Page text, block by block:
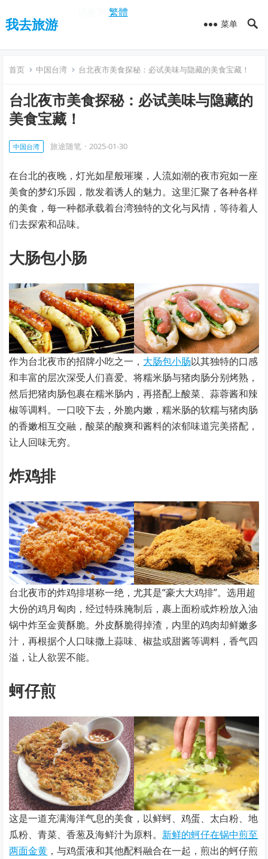
繁體
我去旅游 菜单
首页 中国台湾 台北夜市美食探秘：必试美味与隐藏的美食宝藏！
台北夜市美食探秘：必试美味与隐藏的
美食宝藏！
中国台湾 旅途随笔 · 2025-01-30
在台北的夜晚，灯光如星般璀璨，人流如潮的夜市宛如一座
美食的梦幻乐园，散发着诱人的魅力。这里汇聚了各种各样
的美食，每一种都承载着台湾独特的文化与风情，等待着人
们去探索和品味。
大肠包小肠
作为台北夜市的招牌小吃之一， 大肠包小肠以其独特的口感
和丰富的层次深受人们喜爱。将糯米肠与猪肉肠分别烤熟，
然后把猪肉肠包裹在糯米肠内，再搭配上酸菜、蒜蓉酱和辣
椒等调料。一口咬下去，外脆内嫩，糯米肠的软糯与猪肉肠
的香嫩相互交融，酸菜的酸爽和酱料的浓郁味道完美搭配，
让人回味无穷。
炸鸡排
台北夜市的炸鸡排堪称一绝，尤其是“豪大大鸡排”。选用超
大份的鸡月匈肉，经过特殊腌制后，裹上面粉或炸粉放入油
锅中炸至金黄酥脆。外皮酥脆得掉渣，内里的鸡肉却鲜嫩多
汁，再根据个人口味撒上蒜味、椒盐或甜酱等调料，香气四
溢，让人欲罢不能。
蚵仔煎
这是一道充满海洋气息的美食，以鲜蚵、鸡蛋、太白粉、地
瓜粉、青菜、香葱及海鲜汁为原料。 新鲜的蚵仔在锅中煎至
两面金黄 ，与鸡蛋液和其他配料融合在一起，煎出的蚵仔煎